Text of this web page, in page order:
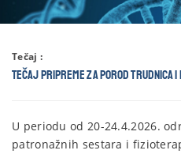
Tečaj :
Tečaj pripreme za porod trudnica
U periodu od 20-24.4.2026.
patronažnih sestara i